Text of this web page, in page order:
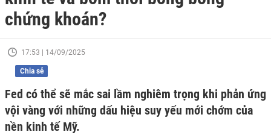
chứng khoán?
17:53 | 14/09/2025
Chia sẻ
Fed có thể sẽ mắc sai lầm nghiêm trọng khi phản ứng
vội vàng với những dấu hiệu suy yếu mới chớm của
nền kinh tế Mỹ.